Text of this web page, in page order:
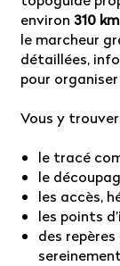
environ 310 km
le marcheur
détaillées,
pour
Vous y
le tracé
le
les accès,
les points
des